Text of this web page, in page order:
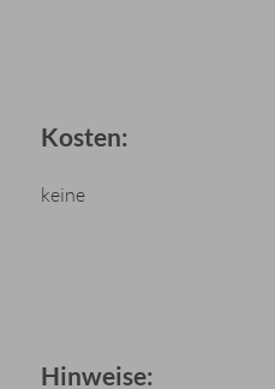
Kosten:
keine
Hinweise: